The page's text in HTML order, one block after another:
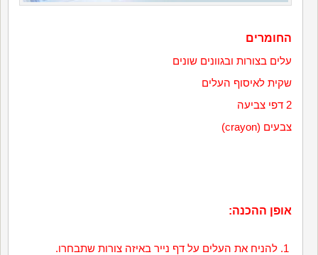
החומרים
עלים בצורות ובגוונים שונים
שקית לאיסוף העלים
2 דפי צביעה
צבעים (crayon)
אופן ההכנה:
להניח את העלים על דף נייר באיזה צורות שתבחרו.